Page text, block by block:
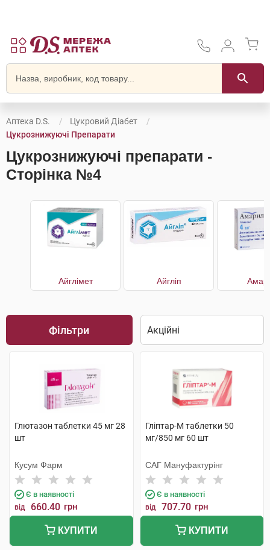
Аптека D.S.
Цукровий Діабет
Цукрознижуючі Препарати
Цукрознижуючі препарати -
Сторінка №4
Айглімет Айгліп
Фільтри
Глютазон таблетки 45 мг 28
шт
Кусум Фарм
Є в наявності
від 660.40 грн
КУПИТИ
Гліптар-М таблетки 50
мг/850 мг 60 шт
САГ Мануфактурінг
Є в наявності
від 707.70 грн
КУПИТИ